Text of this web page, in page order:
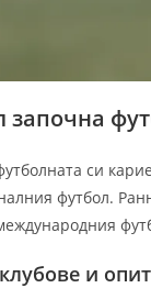
си
футбол.
и